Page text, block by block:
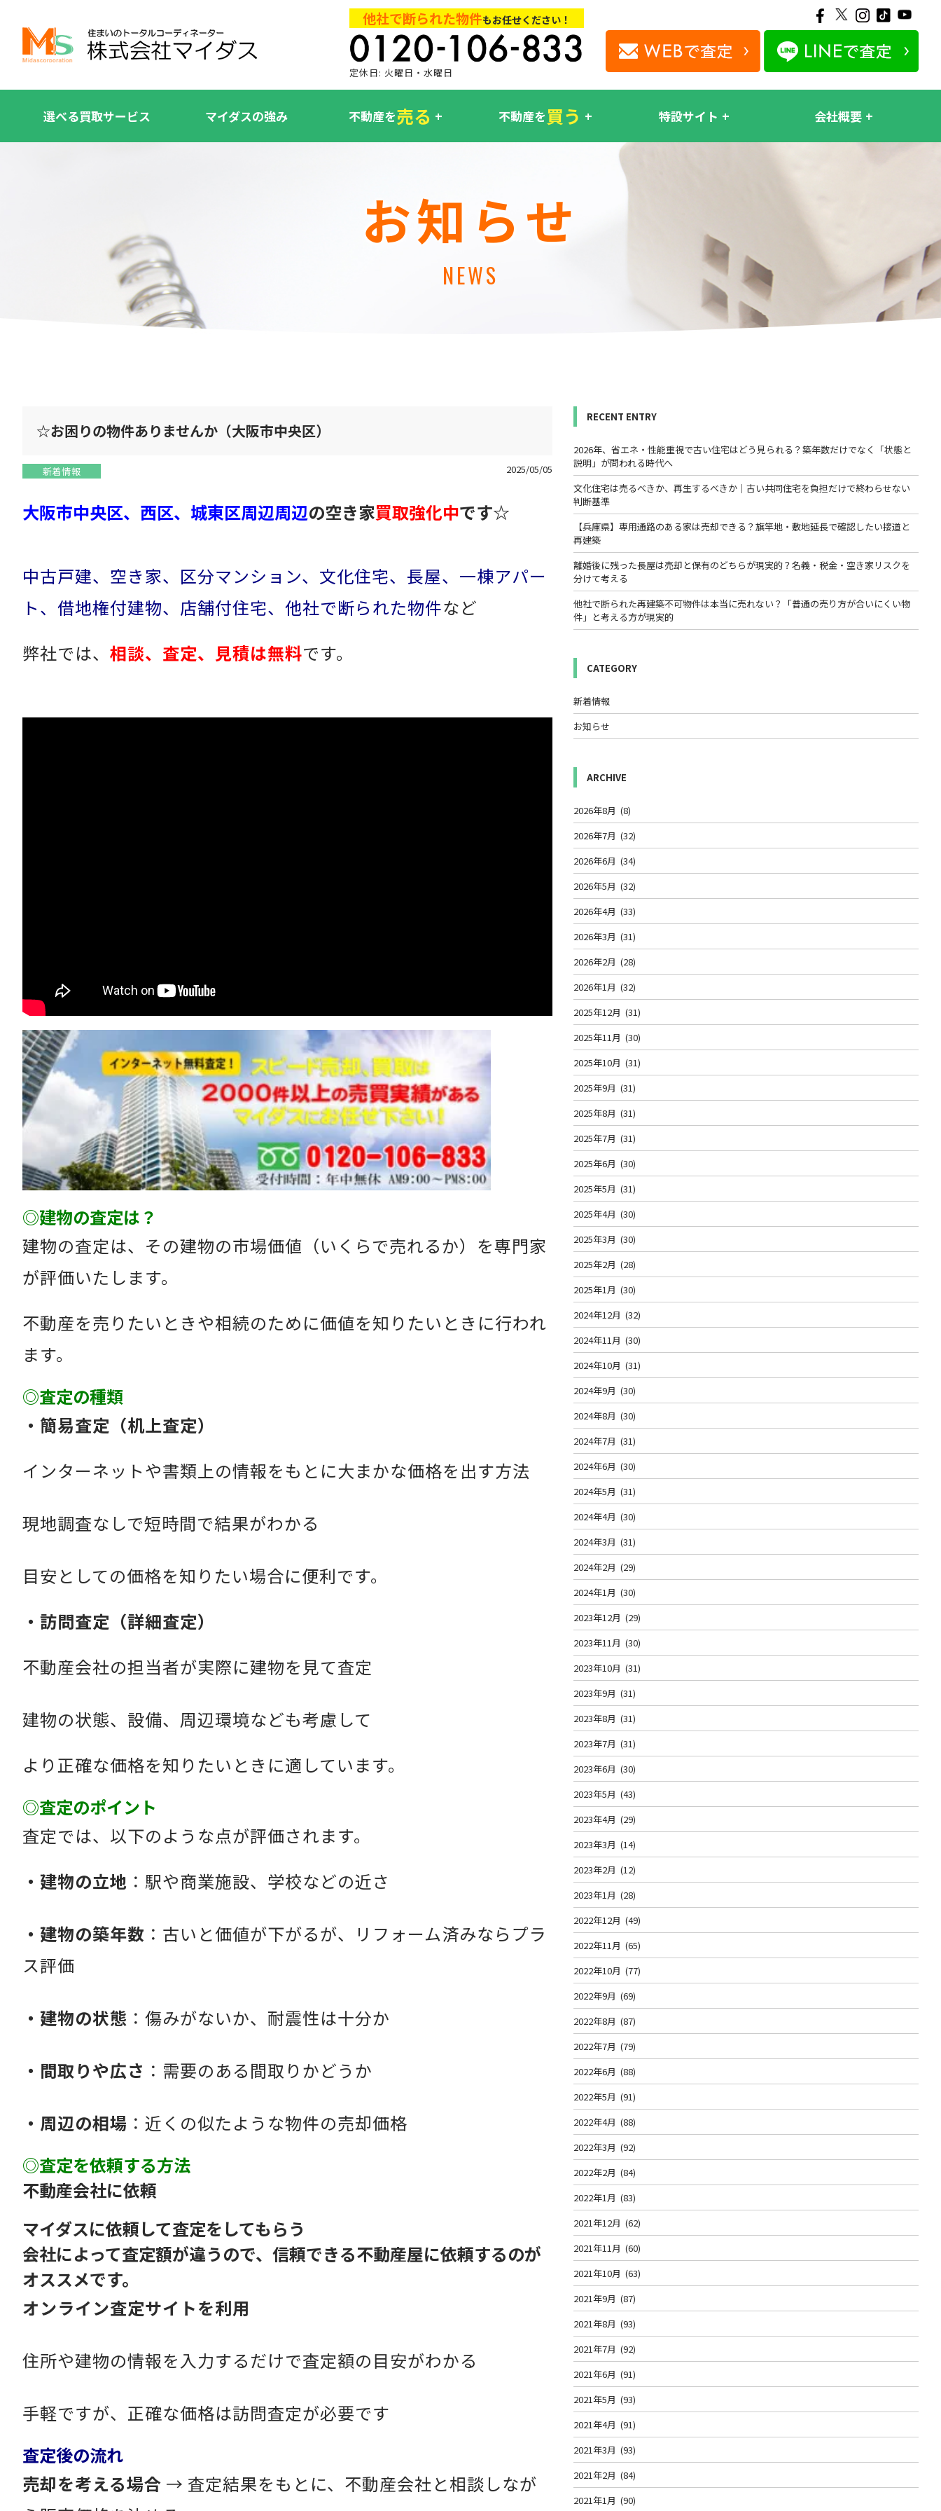
他社で断られた物件もお任せください！
定休日: 火曜日・水曜日
選べる買取サービス マイダスの強み 不動産を売る 不動産を買う 特設サイト 会社概要
お知らせ
NEWS
☆お困りの物件ありませんか（大阪市中央区）
新着情報 2025/05/05
大阪市中央区、西区、城東区周辺周辺の空き家買取強化中です☆
中古戸建、空き家、区分マンション、文化住宅、長屋、一棟アパー
ト、借地権付建物、店舗付住宅、他社で断られた物件など
弊社では、 相談、査定、見積は無料です。
◎建物の査定は？
建物の査定は、その建物の市場価値（いくらで売れるか）を専門家
が評価いたします。
不動産を売りたいときや相続のために価値を知りたいときに行われ
ます。
◎査定の種類
・簡易査定（机上査定）
インターネットや書類上の情報をもとに大まかな価格を出す方法
現地調査なしで短時間で結果がわかる
目安としての価格を知りたい場合に便利です。
・訪問査定（詳細査定）
不動産会社の担当者が実際に建物を見て査定
建物の状態、設備、周辺環境なども考慮して
より正確な価格を知りたいときに適しています。
◎査定のポイント
査定では、以下のような点が評価されます。
・建物の立地 ：駅や商業施設、学校などの近さ
・建物の築年数 ：古いと価値が下がるが、リフォーム済みならプラ
ス評価
・建物の状態 ：傷みがないか、耐震性は十分か
・間取りや広さ ：需要のある間取りかどうか
・周辺の相場 ：近くの似たような物件の売却価格
◎査定を依頼する方法
不動産会社に依頼
マイダスに依頼して査定をしてもらう
会社によって査定額が違うので、信頼できる不動産屋に依頼するのが
オススメです。
オンライン査定サイトを利用
住所や建物の情報を入力するだけで査定額の目安がわかる
手軽ですが、正確な価格は訪問査定が必要です
査定後の流れ
売却を考える場合 → 査定結果をもとに、不動産会社と相談しなが
RECENT ENTRY
2026年、省エネ・性能重視で古い住宅はどう見られる？築年数だけでなく「状態と
説明」が問われる時代へ
文化住宅は売るべきか、再生するべきか｜古い共同住宅を負担だけで終わらせない
判断基準
【兵庫県】専用通路のある家は売却できる？旗竿地・敷地延長で確認したい接道と
再建築
離婚後に残った長屋は売却と保有のどちらが現実的？名義・税金・空き家リスクを
分けて考える
他社で断られた再建築不可物件は本当に売れない？「普通の売り方が合いにくい物
件」と考える方が現実的
CATEGORY
新着情報
お知らせ
ARCHIVE
2026年8月 (8)
2026年7月 (32)
2026年6月 (34)
2026年5月 (32)
2026年4月 (33)
2026年3月 (31)
2026年2月 (28)
2026年1月 (32)
2025年12月 (31)
2025年11月 (30)
2025年10月 (31)
2025年9月 (31)
2025年8月 (31)
2025年7月 (31)
2025年6月 (30)
2025年5月 (31)
2025年4月 (30)
2025年3月 (30)
2025年2月 (28)
2025年1月 (30)
2024年12月 (32)
2024年11月 (30)
2024年10月 (31)
2024年9月 (30)
2024年8月 (30)
2024年7月 (31)
2024年6月 (30)
2024年5月 (31)
2024年4月 (30)
2024年3月 (31)
2024年2月 (29)
2024年1月 (30)
2023年12月 (29)
2023年11月 (30)
2023年10月 (31)
2023年9月 (31)
2023年8月 (31)
2023年7月 (31)
2023年6月 (30)
2023年5月 (43)
2023年4月 (29)
2023年3月 (14)
2023年2月 (12)
2023年1月 (28)
2022年12月 (49)
2022年11月 (65)
2022年10月 (77)
2022年9月 (69)
2022年8月 (87)
2022年7月 (79)
2022年6月 (88)
2022年5月 (91)
2022年4月 (88)
2022年3月 (92)
2022年2月 (84)
2022年1月 (83)
2021年12月 (62)
2021年11月 (60)
2021年10月 (63)
2021年9月 (87)
2021年8月 (93)
2021年7月 (92)
2021年6月 (91)
2021年5月 (93)
2021年4月 (91)
2021年3月 (93)
2021年2月 (84)
2021年1月 (90)